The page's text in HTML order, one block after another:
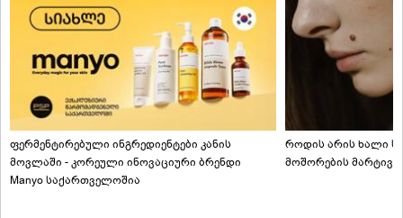
ფერმენტირებული ინგრედიენტები კანის
მოვლაში - კორეული ინოვაციური ბრენდი
Manyo საქართველოშია
როდის არის ხალი
მოშორების